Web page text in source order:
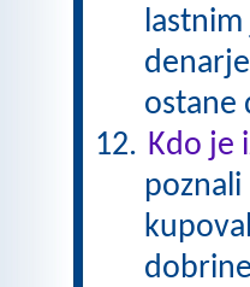
ostane
Kdo je
poznali